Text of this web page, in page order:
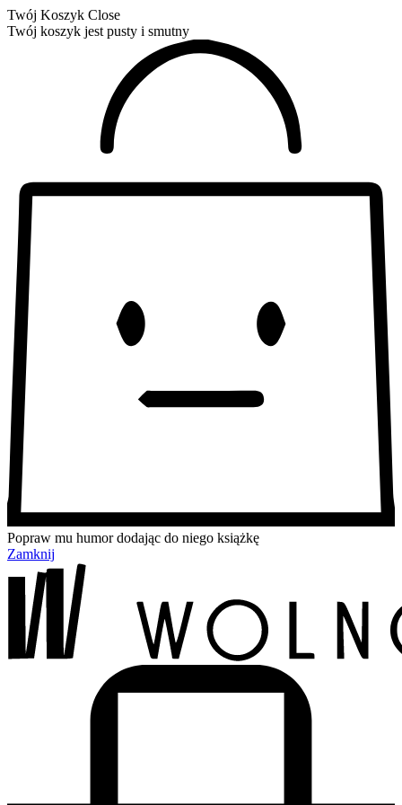
Twój Koszyk Close
Twój koszyk jest pusty i smutny
Popraw mu humor dodając do niego książkę
Zamknij
Przejdź
treści
Przejdź
menu
Przejdź
wyszukiwarki
Przejdź
koszyka